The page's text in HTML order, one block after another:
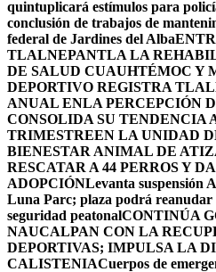
quintuplicará estímulos para
conclusión de trabajos de
federal de Jardines del Alba
TLALNEPANTLA LA
DE SALUD CUAUHTÉMOC Y
DEPORTIVO REGISTRA
ANUAL ENLA PERCEPCIÓN
CONSOLIDA SU TENDENCIA
TRIMESTREEN LA UNIDAD
BIENESTAR ANIMAL DE
RESCATAR A 44 PERROS Y
ADOPCIÓNLevanta suspensión
Luna Parc; plaza podrá
seguridad peatonalCONTINÚA
NAUCALPAN CON LA
DEPORTIVAS; IMPULSA LA
CALISTENIACuerpos de